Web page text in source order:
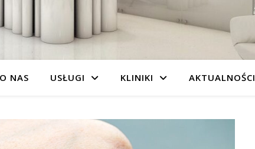
O NAS USŁUGI KLINIKI AKTUALNOŚCI